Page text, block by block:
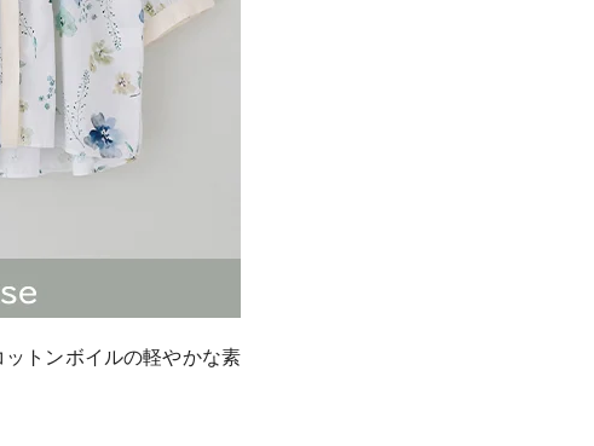
トンボイルの軽やかな素